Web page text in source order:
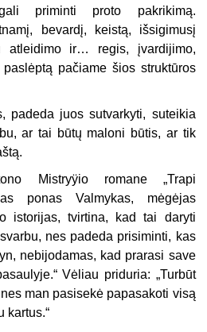
priminti proto pakrikimą.
bevardį, keistą, išsigimusį
atleidimo ir… regis, įvardijimo,
pačiame šios struktūros
padeda juos sutvarkyti, suteikia
ar tai būtų maloni būtis, ar tik
Mistryÿio romane „Trapi
ponas Valmykas, mėgėjas
istorijas, tvirtina, kad tai daryti
nes padeda prisiminti, kas
nebijodamas, kad prarasi save
Vėliau priduria: „Turbūt
man pasisekė papasakoti visą
kartus.“